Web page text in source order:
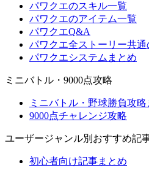
パワクエのスキル一覧
パワクエのアイテム一覧
パワクエQ&A
パワクエ全ストーリー共通
パワクエシステムまとめ
ミニバトル・9000点攻略
ミニバトル・野球勝負攻略
9000点チャレンジ攻略
ユーザージャンル別おすすめ記
初心者向け記事まとめ